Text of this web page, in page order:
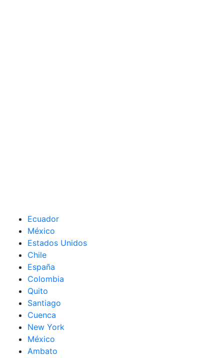
Ecuador
México
Estados Unidos
Chile
España
Colombia
Quito
Santiago
Cuenca
New York
México
Ambato